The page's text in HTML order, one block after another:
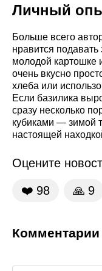
Личный
Больше всего
нравится подавать
молодой
очень вкусно
хлеба или
Если базилика
сразу несколько
кубиками — зимой
настоящей
Оцените
❤️ 98 🙏 9
Комментарии